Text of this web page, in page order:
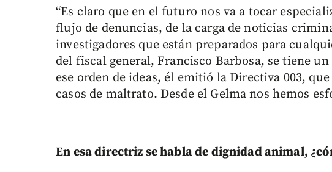
“Es claro que en el futuro nos va a tocar
flujo de denuncias, de la carga de noticias
investigadores que están preparados para
del fiscal general, Francisco Barbosa, se tiene
ese orden de ideas, él emitió la Directiva 003,
casos de maltrato. Desde el Gelma nos hemos
En esa directriz se habla de dignidad animal,